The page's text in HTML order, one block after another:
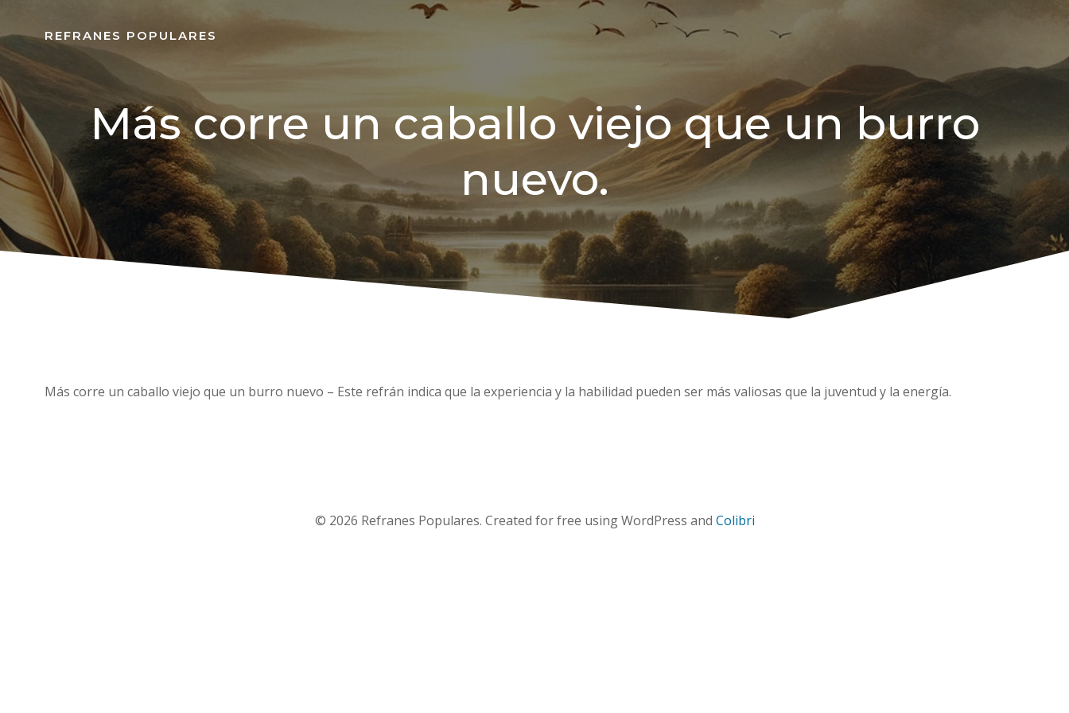
REFRANES POPULARES
Más corre un caballo viejo que un burro
nuevo.
Más corre un caballo viejo que un burro nuevo – Este refrán indica que la experiencia y la habilidad pueden ser más valiosas que la juventud y la energía.
© 2026 Refranes Populares. Created for free using WordPress and Colibri